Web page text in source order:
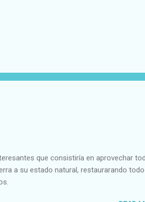
que consistiría en aprovechar
a su estado natural, restaurarando